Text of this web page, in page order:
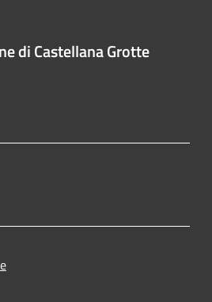
di Castellana Grotte